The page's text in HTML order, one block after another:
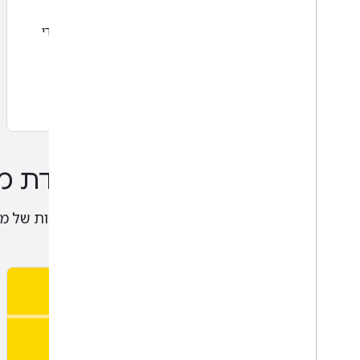
איך לנתח ולבצע טרנספורמציה של נתונים מספריים כדי
מודלים מתקדמים של למידת
במודולים האלה תלמדו על ארכיטקטורות מתקדמות של